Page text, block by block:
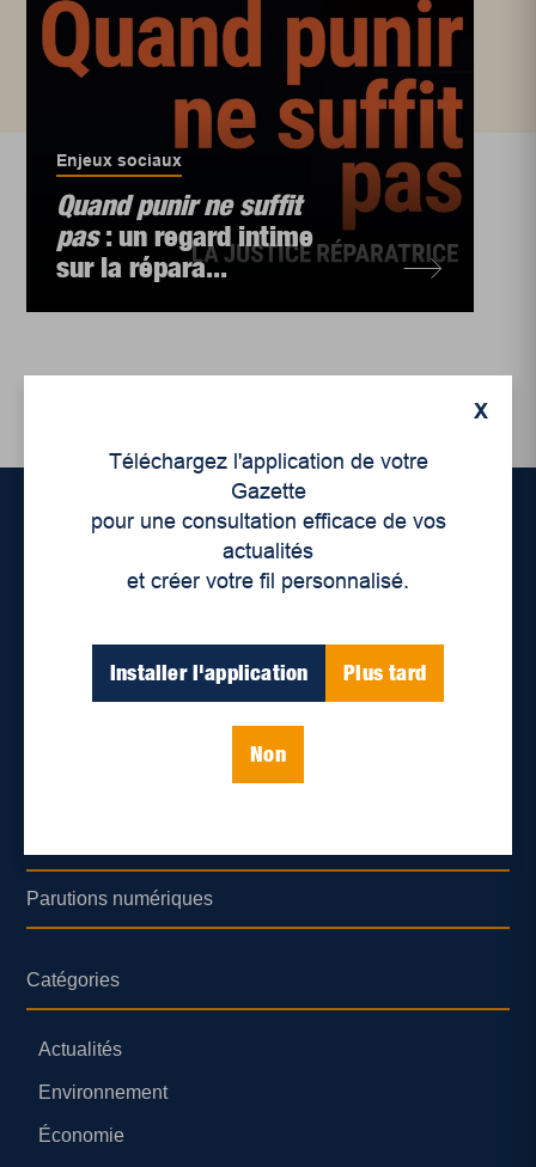
Enjeux sociaux
Quand punir ne suffit
pas: un regard intime
sur la répara...
X
Téléchargez l'application de votre
Gazette
pour une consultation efficace de vos
actualités
et créer votre fil personnalisé.
Installer l'application Plus tard
Non
Déontologie et confidentialité
Parutions numériques
Catégories
Actualités
Environnement
Économie